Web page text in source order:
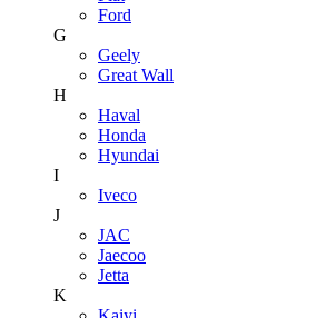
Ford
G
Geely
Great Wall
H
Haval
Honda
Hyundai
I
Iveco
J
JAC
Jaecoo
Jetta
K